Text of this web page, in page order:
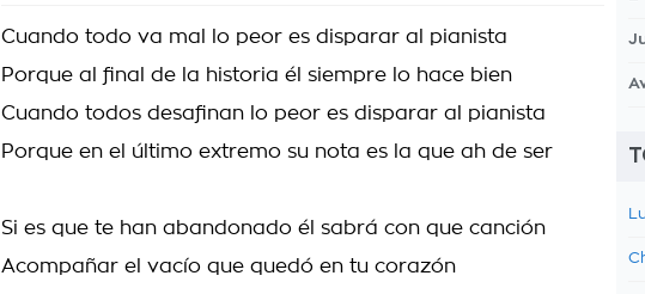
Cuando todo va mal lo peor es disparar al pianista
Porque al final de la historia él siempre lo hace bien
Cuando todos desafinan lo peor es disparar al pianista
Porque en el último extremo su nota es la que ah de ser
Si es que te han abandonado él sabrá con que canción
Acompañar el vacío que quedó en tu corazón